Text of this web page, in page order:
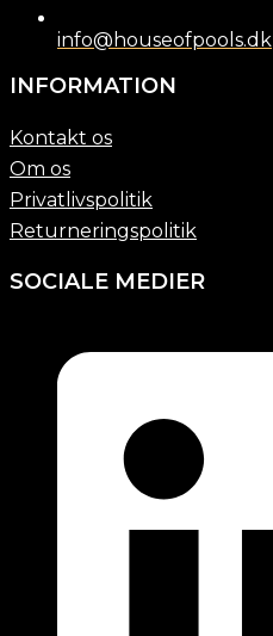
info@houseofpools.dk
INFORMATION
Kontakt os
Om os
Privatlivspolitik
Returneringspolitik
SOCIALE MEDIER